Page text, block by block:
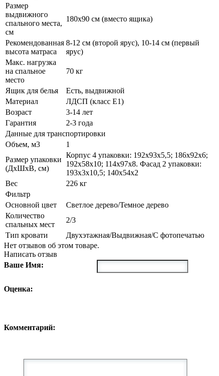
Размер
выдвижного
спального места,
см
180х90 см (вместо ящика)
Рекомендованная
высота матраса
8-12 см (второй ярус), 10-14 см (первый
ярус)
Макс. нагрузка
на спальное
место
70 кг
Ящик для белья
Есть, выдвижной
Материал
ЛДСП (класс Е1)
Возраст
3-14 лет
Гарантия
2-3 года
Данные для транспортировки
Объем, м3
1
Размер упаковки
(ДxШxВ, см)
Корпус 4 упаковки: 192х93х5,5; 186х92х6;
192х58х10; 114х97х8. Фасад 2 упаковки:
193х3х10,5; 140х54х2
Вес
226 кг
Фильтр
Основной цвет
Светлое дерево/Темное дерево
Количество
спальных мест
2/3
Тип кровати
Двухэтажная/Выдвижная/С фотопечатью
Нет отзывов об этом товаре.
Написать отзыв
Ваше Имя:
Оценка:
Комментарий: